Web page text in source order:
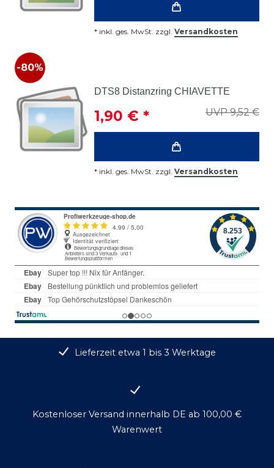
* inkl. ges. MwSt. zzgl. Versandkosten
-80%
DTS8 Distanzring CHIAVETTE
UVP 9,52 €
1,90 € *
* inkl. ges. MwSt. zzgl. Versandkosten
Lieferzeit etwa 1 bis 3 Werktage
Kostenloser Versand innerhalb DE ab 100,00 €
Warenwert